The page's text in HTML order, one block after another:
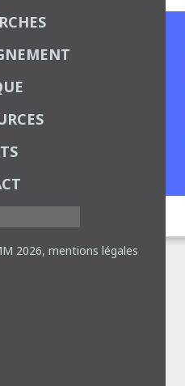
2026, mentions légales